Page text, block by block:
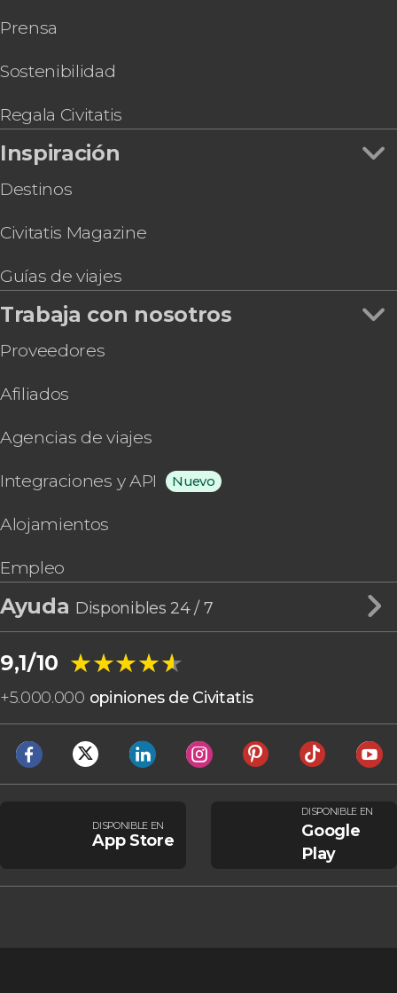
Prensa
Sostenibilidad
Regala Civitatis
Inspiración
Destinos
Civitatis Magazine
Guías de viajes
Trabaja con nosotros
Proveedores
Afiliados
Agencias de viajes
Integraciones y API Nuevo
Alojamientos
Empleo
Ayuda Disponibles 24 / 7
9,1/10 ★★★★★
★★★★★
+5.000.000 opiniones de Civitatis
DISPONIBLE EN
App Store
DISPONIBLE EN
Google
Play